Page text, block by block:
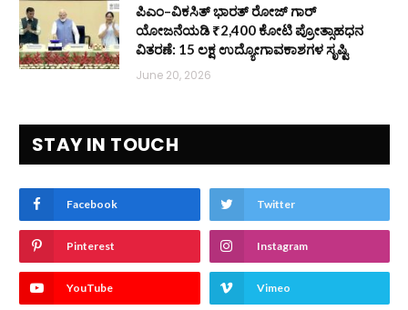
ಪಿಎಂ–ವಿಕಸಿತ್ ಭಾರತ್ ರೋಜ್‌ ಗಾರ್
ಯೋಜನೆಯಡಿ ₹2,400 ಕೋಟಿ ಪ್ರೋತ್ಸಾಹಧನ
ವಿತರಣೆ: 15 ಲಕ್ಷ ಉದ್ಯೋಗಾವಕಾಶಗಳ ಸೃಷ್ಟಿ
June 20, 2026
STAY IN TOUCH
Facebook Twitter
Pinterest Instagram
YouTube Vimeo